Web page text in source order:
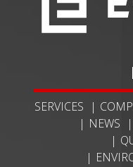
SERVICES
NEWS